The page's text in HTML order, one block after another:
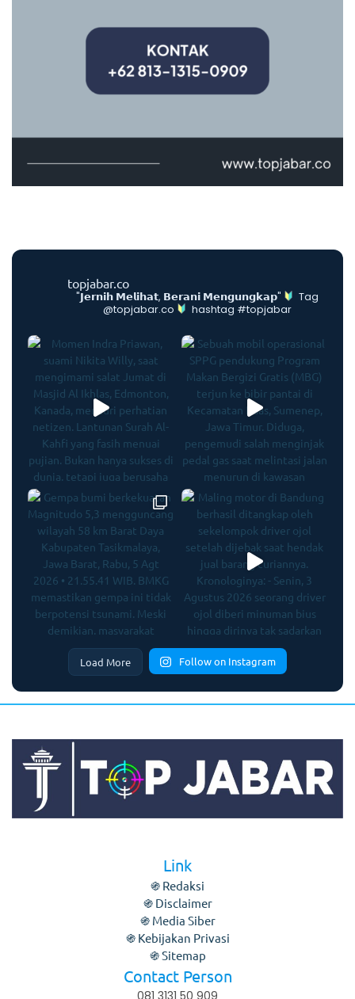
topjabar.co
"𝗝𝗲𝗿𝗻𝗶𝗵 𝗠𝗲𝗹𝗶𝗵𝗮𝘁, 𝗕𝗲𝗿𝗮𝗻𝗶 𝗠𝗲𝗻𝗴𝘂𝗻𝗴𝗸𝗮𝗽"
Tag
@topjabar.co
hashtag #topjabar
Load More Follow on Instagram
Link
֍ Redaksi
֍ Disclaimer
֍ Media Siber
֍ Kebijakan Privasi
֍ Sitemap
Contact Person
081 3131 50 909